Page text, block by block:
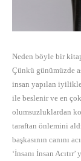
Neden böyle bir
Çünkü günümüzde
insan yapılan
ile beslenir ve en çok
olumsuzluklardan
taraftan önlemini
başkasının canını
‘İnsanı İnsan